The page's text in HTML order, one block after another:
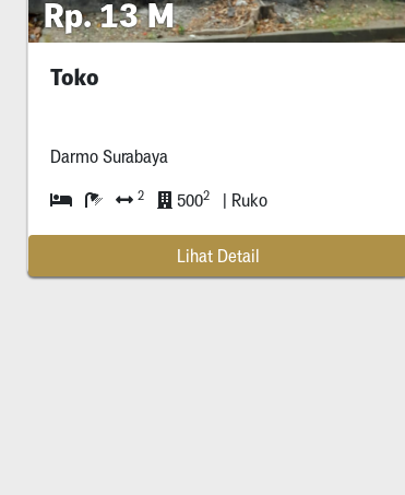
Rp. 13 M
Toko
Darmo Surabaya
2 5002 | Ruko
Lihat Detail